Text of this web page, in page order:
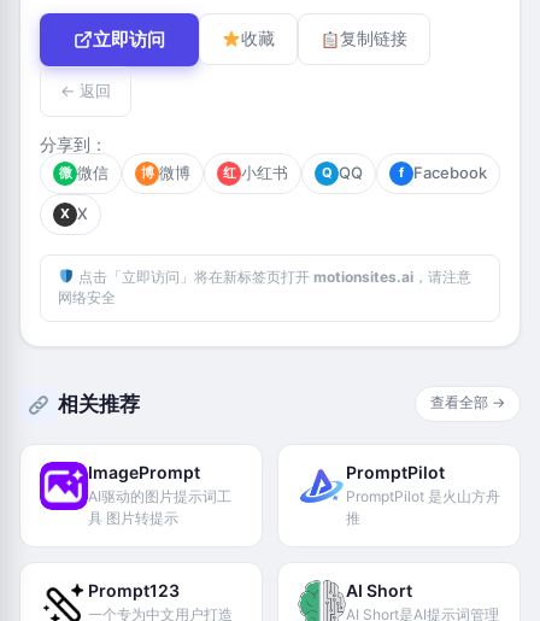
立即访问 收藏 复制链接
← 返回
分享到：
微 微信 博 微博 红 小红书 Q QQ f Facebook
X X
点击「立即访问」将在新标签页打开 motionsites.ai，请注意
网络安全
相关推荐 查看全部 →
ImagePrompt
AI驱动的图片提示词工
具 图片转提示
PromptPilot
PromptPilot 是火山方舟
推
Prompt123
一个专为中文用户打造
AI Short
AI Short是AI提示词管理